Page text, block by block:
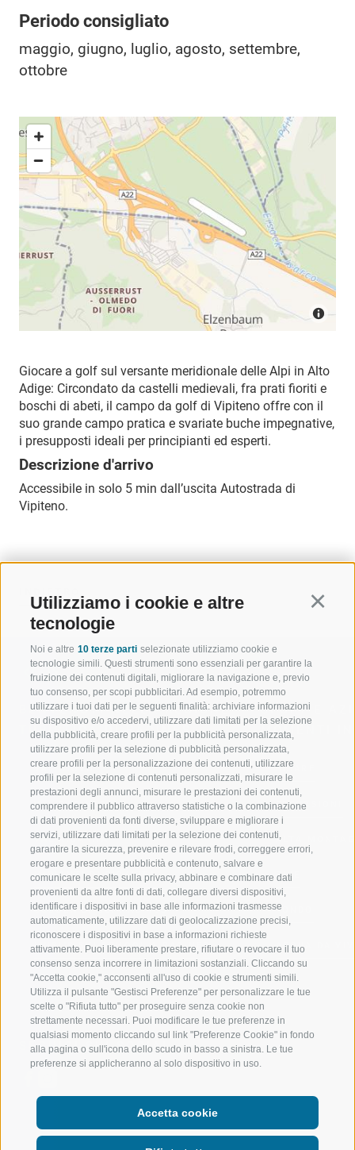
Utilizziamo i cookie e altre
tecnologie
Noi e altre 10 terze parti selezionate utilizziamo cookie e
tecnologie simili. Questi strumenti sono essenziali per garantire la
fruizione dei contenuti digitali, migliorare la navigazione e, previo
tuo consenso, per scopi pubblicitari. Ad esempio, potremmo
utilizzare i tuoi dati per le seguenti finalità: archiviare informazioni
su dispositivo e/o accedervi, utilizzare dati limitati per la selezione
della pubblicità, creare profili per la pubblicità personalizzata,
utilizzare profili per la selezione di pubblicità personalizzata,
creare profili per la personalizzazione dei contenuti, utilizzare
profili per la selezione di contenuti personalizzati, misurare le
prestazioni degli annunci, misurare le prestazioni dei contenuti,
comprendere il pubblico attraverso statistiche o la combinazione
di dati provenienti da fonti diverse, sviluppare e migliorare i
servizi, utilizzare dati limitati per la selezione dei contenuti,
garantire la sicurezza, prevenire e rilevare frodi, correggere errori,
erogare e presentare pubblicità e contenuto, salvare e
comunicare le scelte sulla privacy, abbinare e combinare dati
provenienti da altre fonti di dati, collegare diversi dispositivi,
identificare i dispositivi in base alle informazioni trasmesse
automaticamente, utilizzare dati di geolocalizzazione precisi,
riconoscere i dispositivi in base a informazioni richieste
attivamente. Puoi liberamente prestare, rifiutare o revocare il tuo
consenso senza incorrere in limitazioni sostanziali. Cliccando su
"Accetta cookie," acconsenti all'uso di cookie e strumenti simili.
Utilizza il pulsante "Gestisci Preferenze" per personalizzare le tue
scelte o "Rifiuta tutto" per proseguire senza cookie non
strettamente necessari. Puoi modificare le tue preferenze in
qualsiasi momento cliccando sul link "Preferenze Cookie" in fondo
alla pagina o sull'icona dello scudo in basso a sinistra. Le tue
preferenze si applicheranno al solo dispositivo in uso.
Accetta cookie
Periodo consigliato
maggio, giugno, luglio, agosto, settembre,
ottobre
Giocare a golf sul versante meridionale delle Alpi in Alto
Adige: Circondato da castelli medievali, fra prati fioriti e
boschi di abeti, il campo da golf di Vipiteno offre con il
suo grande campo pratica e svariate buche impegnative,
i presupposti ideali per principianti ed esperti.
Descrizione d'arrivo
Accessibile in solo 5 min dall’uscita Autostrada di
Vipiteno.
BENVENUTI NELLA REGIONE
TURISTICA DI RACINES
VAL GIOVO
VAL RACINES
VAL RIDANNA
IMPIANTI DI RISALITA
SCUOLA DI SCI RACINES
LUISL'S SKI SCHOOL A RACINES
SPORT E
MOMENTI
SCIARE
ESCURSIONI
ALTA
BIKE
FONDO
ACQUA DA
SEGUICI SUI SOCIAL